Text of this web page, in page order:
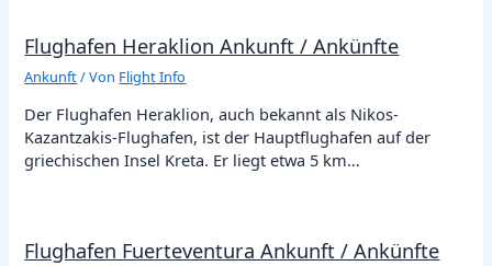
Flughafen Heraklion Ankunft / Ankünfte
Ankunft/ Von Flight Info
Der Flughafen Heraklion, auch bekannt als Nikos-
Kazantzakis-Flughafen, ist der Hauptflughafen auf der
griechischen Insel Kreta. Er liegt etwa 5 km…
Flughafen Fuerteventura Ankunft / Ankünfte